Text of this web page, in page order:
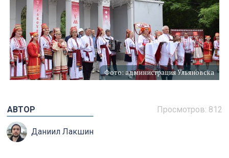
Фото: администрация Ульяновска
Просмотров: 812
АВТОР
Даниил Лакшин